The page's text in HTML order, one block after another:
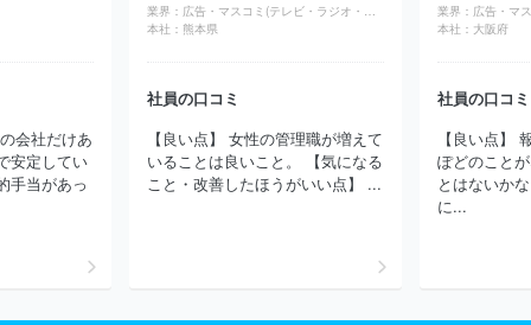
会社だけあ
安定してい
手当があっ
業界：
本社： 熊本県
社員の口コミ
【良い点】 女性の管理職が増えて
いることは良いこと。 【気になる
こと・改善したほうがいい点】 ...
業界：
本社： 大阪府
社員の口コミ
【良い点】
ぽどのこと
とはないか
に...